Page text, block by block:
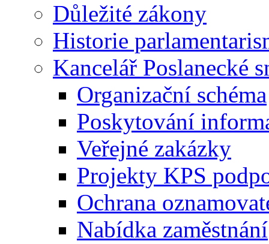
Důležité zákony
Historie
Kancelář Poslanecké
Organizační schéma
Poskytování
Veřejné zakázky
Projekty KPS
Ochrana
Nabídka zaměstnání